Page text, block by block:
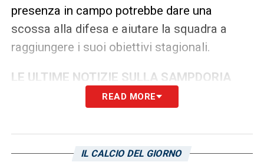
presenza in campo potrebbe dare una
scossa alla difesa e aiutare la squadra a
raggiungere i suoi obiettivi stagionali.
LE ULTIME NOTIZIE SULLA SAMPDORIA
READ MORE
IL CALCIO DEL GIORNO